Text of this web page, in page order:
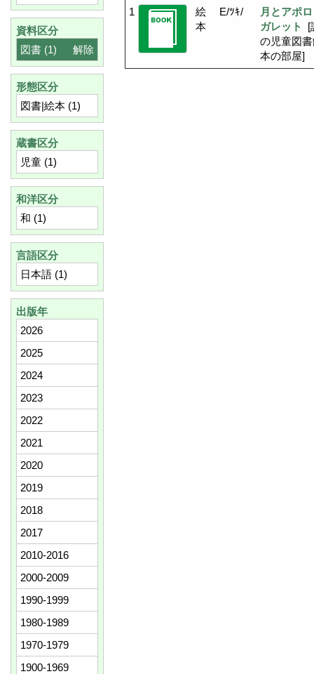
資料区分
図書 (1) 解除
形態区分
図書|絵本 (1)
蔵書区分
児童 (1)
和洋区分
和 (1)
言語区分
日本語 (1)
出版年
2026
2025
2024
2023
2022
2021
2020
2019
2018
2017
2010-2016
2000-2009
1990-1999
1980-1989
1970-1979
1900-1969
1
絵
本
E/ﾂｷ/
月とアポ
ガレット
[
の児童図
本の部屋]